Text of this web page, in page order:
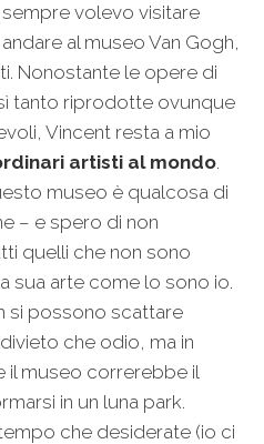
volevo visitare
al museo Van Gogh,
Nonostante le opere di
tanto riprodotte ovunque
Vincent resta a mio
artisti al mondo.
museo è qualcosa di
– e spero di non
quelli che non sono
sua arte come lo sono io.
si possono scattare
che odio, ma in
il museo correrebbe il
in un luna park.
che desiderate (io ci